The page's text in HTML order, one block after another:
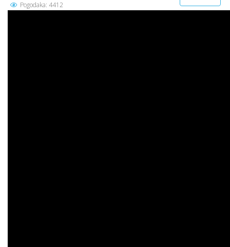
Pogodaka: 4412